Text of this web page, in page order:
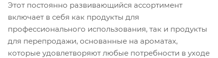
Этот постоянно развивающийся ассортимент
включает в себя как продукты для
профессионального использования, так и продукты
для перепродажи, основанные на ароматах,
которые удовлетворяют любые потребности в уходе